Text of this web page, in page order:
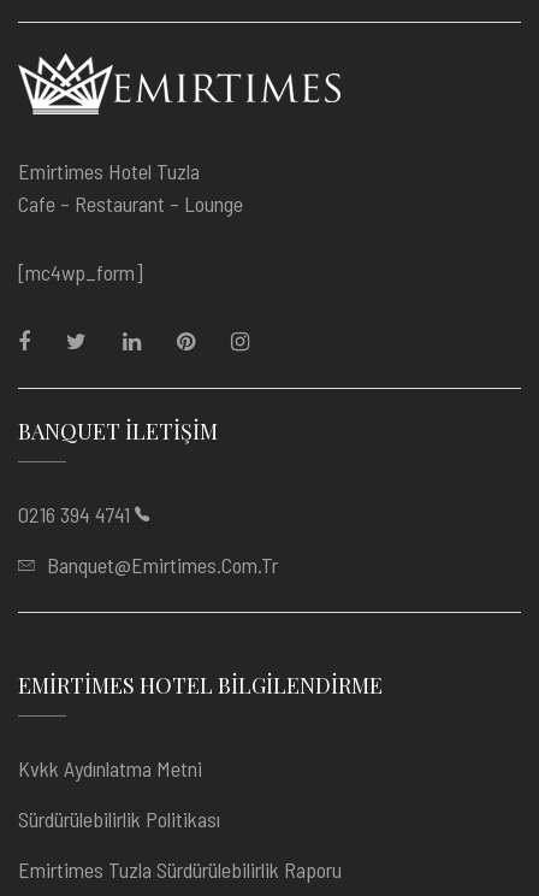
Emirtimes Hotel Tuzla
Cafe – Restaurant – Lounge
[mc4wp_form]
BANQUET İLETIŞIM
0216 394 4741
Banquet@emirtimes.com.tr
EMIRTIMES HOTEL BILGILENDIRME
Kvkk Aydınlatma Metni
Sürdürülebilirlik Politikası
Emirtimes Tuzla Sürdürülebilirlik Raporu